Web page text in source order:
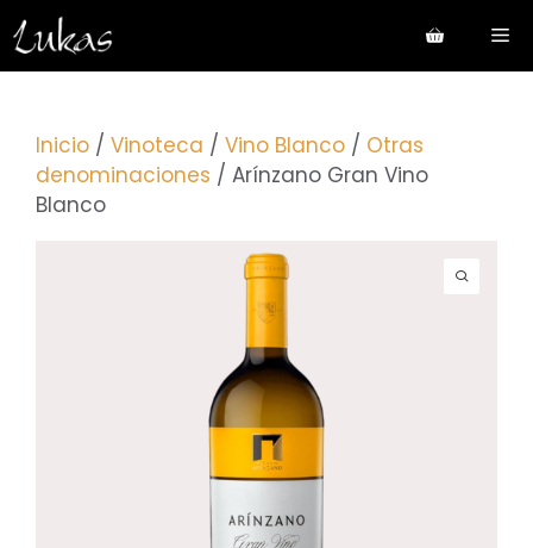
Saltar
al
contenido
Inicio / Vinoteca / Vino Blanco / Otras
denominaciones / Arínzano Gran Vino
Blanco